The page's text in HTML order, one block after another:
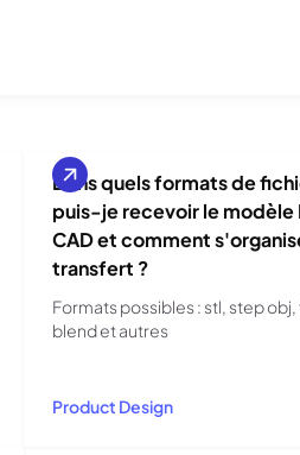
Dans quels formats de
puis-je recevoir le modèle
CAD et comment
transfert ?
Formats possibles : stl, step obj,
blend et autres
Product Design